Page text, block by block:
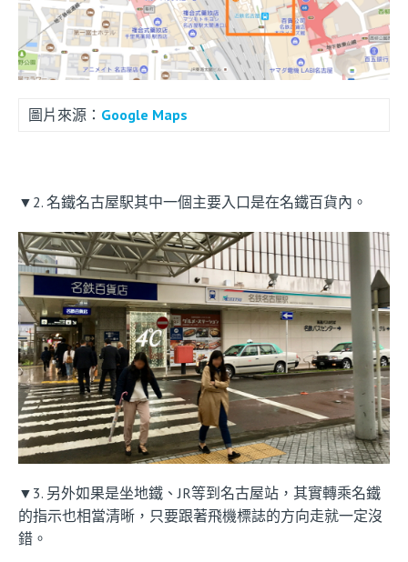
圖片來源： Google Maps
▼2. 名鐵名古屋駅其中一個主要入口是在名鐵百貨內。
▼3. 另外如果是坐地鐵、JR等到名古屋站，其實轉乘名鐵
的指示也相當清晰，只要跟著飛機標誌的方向走就一定沒
錯。